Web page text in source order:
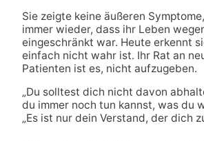
Sie zeigte keine äußeren
immer wieder, dass ihr Leben
eingeschränkt war. Heute erkennt
einfach nicht wahr ist. Ihr Rat an
Patienten ist es, nicht aufzugeben.
„Du solltest dich nicht davon
du immer noch tun kannst, was du
„Es ist nur dein Verstand, der dich